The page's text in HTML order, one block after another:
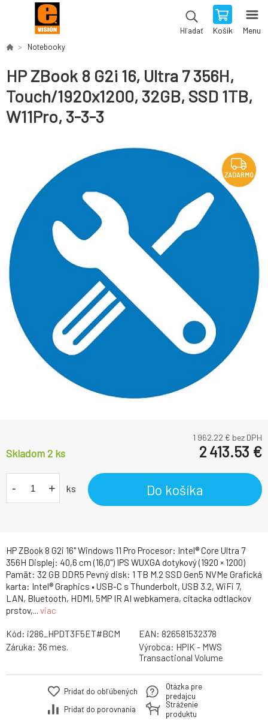
Hľadať Košík Menu
Notebooky
HP ZBook 8 G2i 16, Ultra 7 356H,
Touch/1920x1200, 32GB, SSD 1TB,
W11Pro, 3-3-3
ZADARMO
HP ZBook 8 G2i 16" Windows 11 Pro Procesor: Intel® Core Ultra 7
356H Displej: 40,6 cm (16,0") IPS WUXGA dotykový (1920 × 1200)
Pamät: 32 GB DDR5 Pevný disk: 1 TB M.2 SSD Gen5 NVMe Grafická
karta: Intel® Graphics • USB-C s Thunderbolt, USB 3.2, WiFi 7,
LAN, Bluetooth, HDMI, 5MP IR AI webkamera, cítacka odtlackov
prstov,... viac
1 962.22 € bez DPH
Skladom 2 ks 2 413.53 €
- + ks Do košíka
Kód: i286_HPDT3F5ET#BCM EAN: 826581532378
Záruka: 36 mes. Výrobca: HPIK - MWS
Transactional Volume
Pridať do obľúbených
Pridať do porovnania
Otázka pre
predajcu
Stráženie
produktu